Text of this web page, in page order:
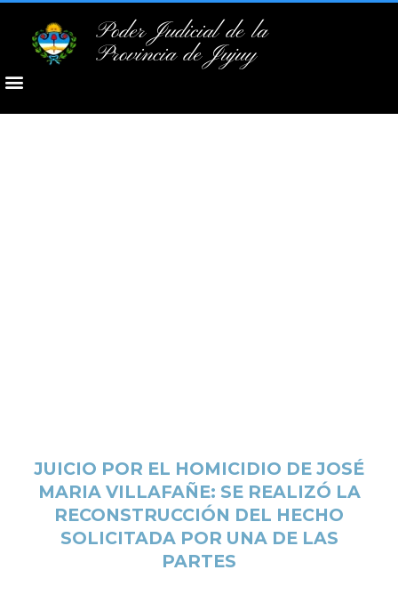
Poder Judicial de la
Provincia de Jujuy
JUICIO POR EL HOMICIDIO DE JOSÉ
MARIA VILLAFAÑE: SE REALIZÓ LA
RECONSTRUCCIÓN DEL HECHO
SOLICITADA POR UNA DE LAS
PARTES